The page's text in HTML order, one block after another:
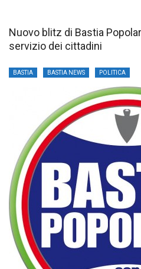
Nuovo blitz di Bastia
servizio dei cittadini
BASTIA BASTIA NEWS POLITICA